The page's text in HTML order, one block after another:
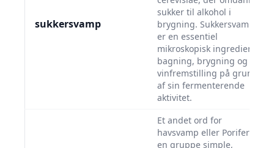
sukkersvamp
sukker til alkohol i
brygning. Sukkersvampen
er en essentiel
mikroskopisk ingrediens i
bagning, brygning og
vinfremstilling på grund
af sin fermenterende
aktivitet.
Et andet ord for
havsvamp eller Porifera,
en gruppe simple,